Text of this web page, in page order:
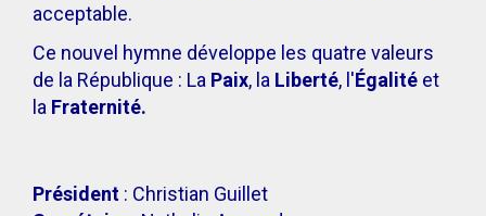
acceptable.
Ce nouvel hymne développe les quatre valeurs
de la République : La Paix, la Liberté, l'Égalité et
la Fraternité.
Président : Christian Guillet